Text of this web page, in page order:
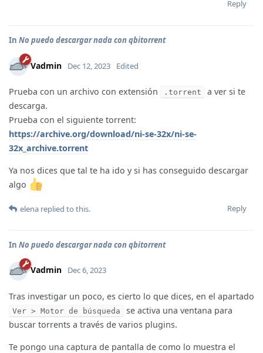
Reply
In No puedo descargar nada con qbitorrent
Vadmin Dec 12, 2023 Edited
Prueba con un archivo con extensión .torrent
a ver si te
descarga.
Prueba con el siguiente torrent:
https://archive.org/download/ni-se-32x/ni-se-
32x_archive.torrent
Ya nos dices que tal te ha ido y si has conseguido descargar
algo
Reply
elena replied to this.
In No puedo descargar nada con qbitorrent
Vadmin Dec 6, 2023
Tras investigar un poco, es cierto lo que dices, en el apartado
Ver > Motor de búsqueda
se activa una ventana para
buscar torrents a través de varios plugins.
Te pongo una captura de pantalla de como lo muestra el